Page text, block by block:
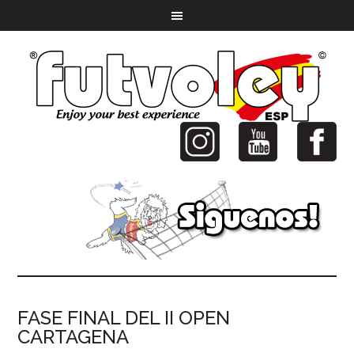
FASE FINAL DEL II OPEN
CARTAGENA